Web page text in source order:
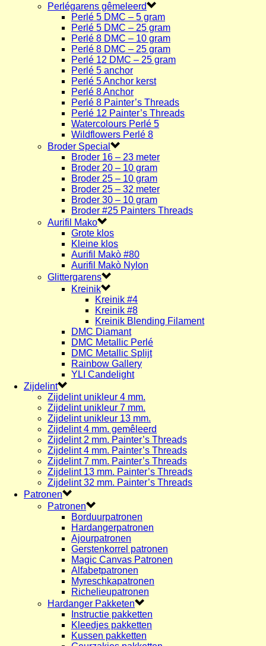
Perlégarens gêmeleerd
Perlé 5 DMC – 5 gram
Perlé 5 DMC – 25 gram
Perlé 8 DMC – 10 gram
Perlé 8 DMC – 25 gram
Perlé 12 DMC – 25 gram
Perlé 5 anchor
Perlé 5 Anchor kerst
Perlé 8 Anchor
Perlé 8 Painter’s Threads
Perlé 12 Painter’s Threads
Watercolours Perlé 5
Wildflowers Perlé 8
Broder Special
Broder 16 – 23 meter
Broder 20 – 10 gram
Broder 25 – 10 gram
Broder 25 – 32 meter
Broder 30 – 10 gram
Broder #25 Painters Threads
Aurifil Mako
Grote klos
Kleine klos
Aurifil Makò #80
Aurifil Makò Nylon
Glittergarens
Kreinik
Kreinik #4
Kreinik #8
Kreinik Blending Filament
DMC Diamant
DMC Metallic Perlé
DMC Metallic Splijt
Rainbow Gallery
YLI Candelight
Zijdelint
Zijdelint unikleur 4 mm.
Zijdelint unikleur 7 mm.
Zijdelint unikleur 13 mm.
Zijdelint 4 mm. gemêleerd
Zijdelint 2 mm. Painter’s Threads
Zijdelint 4 mm. Painter’s Threads
Zijdelint 7 mm. Painter’s Threads
Zijdelint 13 mm. Painter’s Threads
Zijdelint 32 mm. Painter’s Threads
Patronen
Patronen
Borduurpatronen
Hardangerpatronen
Ajourpatronen
Gerstenkorrel patronen
Magic Canvas Patronen
Alfabetpatronen
Myreschkapatronen
Richelieupatronen
Hardanger Pakketen
Instructie pakketten
Kleedjes pakketten
Kussen pakketten